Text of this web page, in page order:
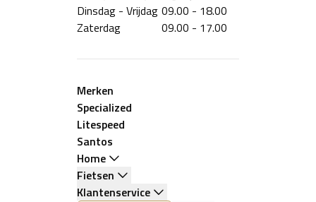
Dinsdag - Vrijdag 09.00 - 18.00
Zaterdag
09.00 - 17.00
Merken
Specialized
Litespeed
Santos
Home
Fietsen
Klantenservice